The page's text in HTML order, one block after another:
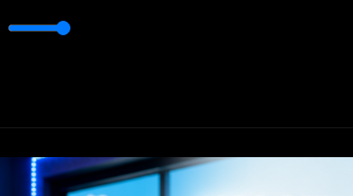
Sua tarde na presença de Deus com Rádio Videira Davenport